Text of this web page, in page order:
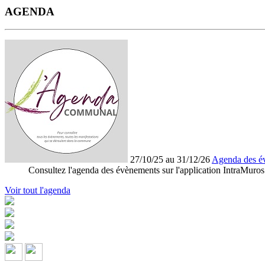
AGENDA
27/10/25 au 31/12/26 Agenda des
Consultez l'agenda des évènements sur l'application IntraMuros
Voir tout l'agenda